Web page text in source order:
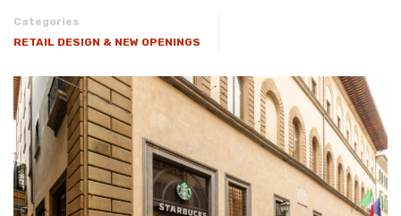
Categories
RETAIL DESIGN & NEW OPENINGS